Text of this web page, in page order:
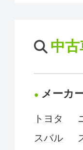
中
メーカ
トヨタ
スバル